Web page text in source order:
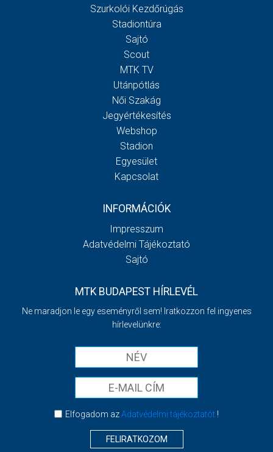
Szurkolói Kezdőrúgás
Stadiontúra
Sajtó
Scout
MTK TV
Utánpótlás
Női Szakág
Jegyértékesítés
Webshop
Stadion
Egyesület
Kapcsolat
INFORMÁCIÓK
Impresszum
Adatvédelmi Tájékoztató
Sajtó
MTK BUDAPEST HÍRLEVÉL
Ne maradjon le egy eseményről sem! Iratkozzon fel ingyenes
hírlevelünkre:
Elfogadom azAdatvédelmi tájékoztatót!
FELIRATKOZOM